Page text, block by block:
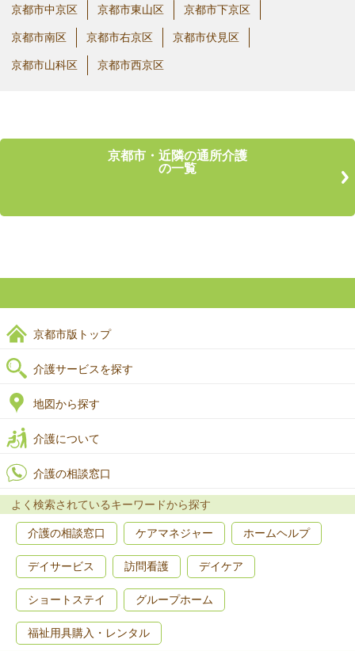
京都市中京区 京都市東山区 京都市下京区
京都市南区 京都市右京区 京都市伏見区
京都市山科区 京都市西京区
京都市・近隣の通所介護
の一覧
京都市版トップ
介護サービスを探す
地図から探す
介護について
介護の相談窓口
よく検索されているキーワードから探す
介護の相談窓口 ケアマネジャー ホームヘルプ
デイサービス 訪問看護 デイケア
ショートステイ グループホーム
福祉用具購入・レンタル